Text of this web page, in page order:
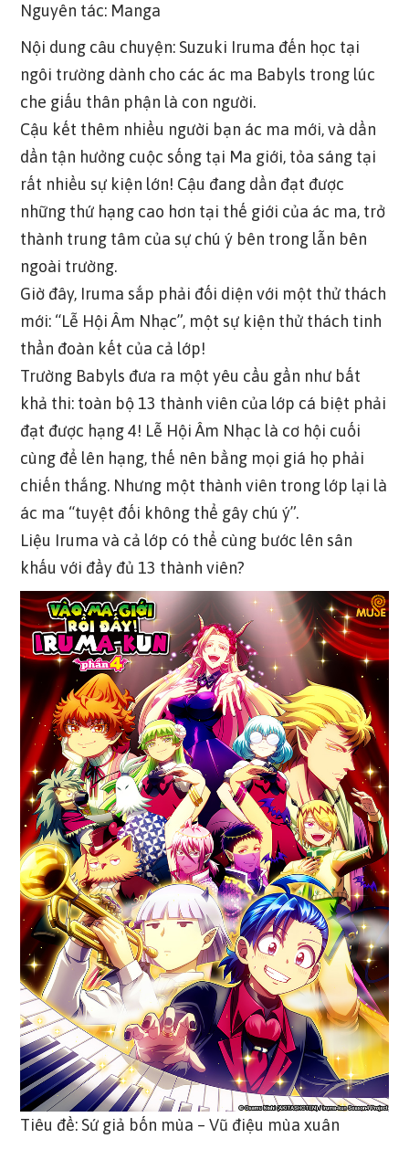
Nguyên tác: Manga
Nội dung câu chuyện: Suzuki Iruma đến học tại
ngôi trường dành cho các ác ma Babyls trong lúc
che giấu thân phận là con người.
Cậu kết thêm nhiều người bạn ác ma mới, và dần
dần tận hưởng cuộc sống tại Ma giới, tỏa sáng tại
rất nhiều sự kiện lớn! Cậu đang dần đạt được
những thứ hạng cao hơn tại thế giới của ác ma, trở
thành trung tâm của sự chú ý bên trong lẫn bên
ngoài trường.
Giờ đây, Iruma sắp phải đối diện với một thử thách
mới: “Lễ Hội Âm Nhạc”, một sự kiện thử thách tinh
thần đoàn kết của cả lớp!
Trường Babyls đưa ra một yêu cầu gần như bất
khả thi: toàn bộ 13 thành viên của lớp cá biệt phải
đạt được hạng 4! Lễ Hội Âm Nhạc là cơ hội cuối
cùng để lên hạng, thế nên bằng mọi giá họ phải
chiến thắng. Nhưng một thành viên trong lớp lại là
ác ma “tuyệt đối không thể gây chú ý”.
Liệu Iruma và cả lớp có thể cùng bước lên sân
khấu với đầy đủ 13 thành viên?
Tiêu đề: Sứ giả bốn mùa – Vũ điệu mùa xuân